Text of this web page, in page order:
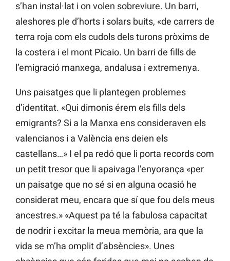
s’han instal·lat i on volen sobreviure. Un barri,
aleshores ple d’horts i solars buits, «de carrers de
terra roja com els cudols dels turons pròxims de
la costera i el mont Picaio. Un barri de fills de
l’emigració manxega, andalusa i extremenya.
Uns paisatges que li plantegen problemes
d’identitat. «Qui dimonis érem els fills dels
emigrants? Si a la Manxa ens consideraven els
valencianos i a València ens deien els
castellans…» I el pa redó que li porta records com
un petit tresor que li apaivaga l’enyorança «per
un paisatge que no sé si en alguna ocasió he
considerat meu, encara que sí que fou dels meus
ancestres.» «Aquest pa té la fabulosa capacitat
de nodrir i excitar la meua memòria, ara que la
vida se m’ha omplit d’absències». Unes